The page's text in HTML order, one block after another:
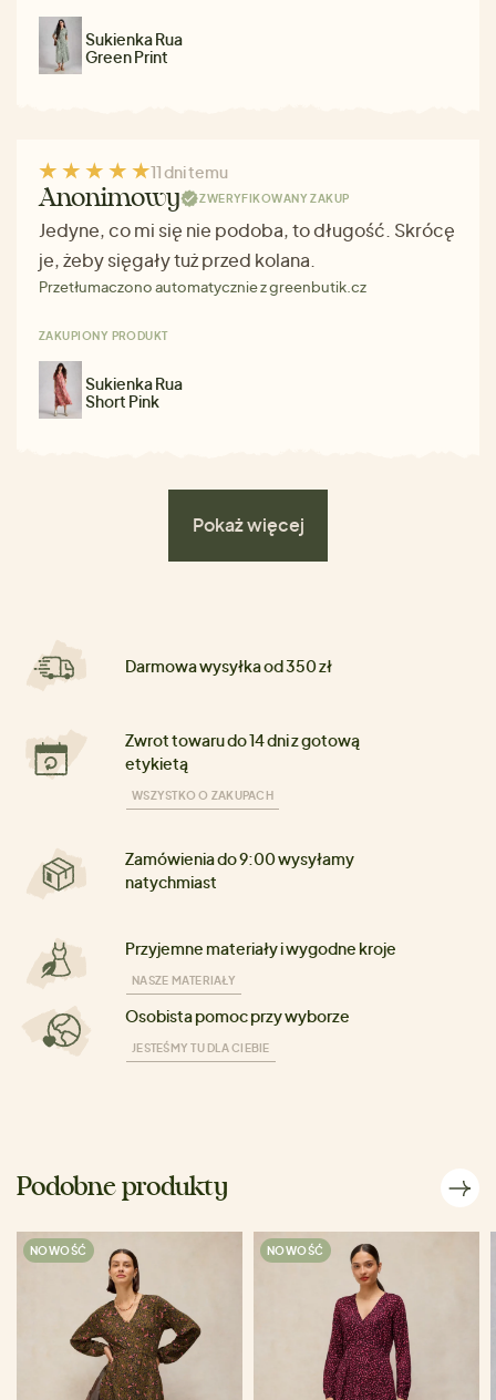
Sukienka Rua
Green Print
11 dni temu
Anonimowy ZWERYFIKOWANY ZAKUP
Jedyne, co mi się nie podoba, to długość. Skrócę
je, żeby sięgały tuż przed kolana.
Przetłumaczono automatycznie z greenbutik.cz
ZAKUPIONY PRODUKT
Sukienka Rua
Short Pink
Pokaż więcej
Darmowa wysyłka od 350 zł
Zwrot towaru do 14 dni z gotową
etykietą
WSZYSTKO O ZAKUPACH
Zamówienia do 9:00 wysyłamy
natychmiast
Przyjemne materiały i wygodne kroje
NASZE MATERIAŁY
Osobista pomoc przy wyborze
JESTEŚMY TU DLA CIEBIE
Podobne produkty
NOWOŚĆ NOWOŚĆ